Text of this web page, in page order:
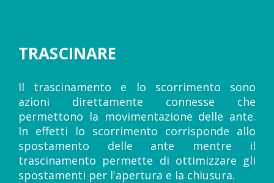
TRASCINARE
Il trascinamento e lo scorrimento sono
azioni direttamente connesse che
permettono la movimentazione delle ante.
In effetti lo scorrimento corrisponde allo
spostamento delle ante mentre il
trascinamento permette di ottimizzare gli
spostamenti per l'apertura e la chiusura.